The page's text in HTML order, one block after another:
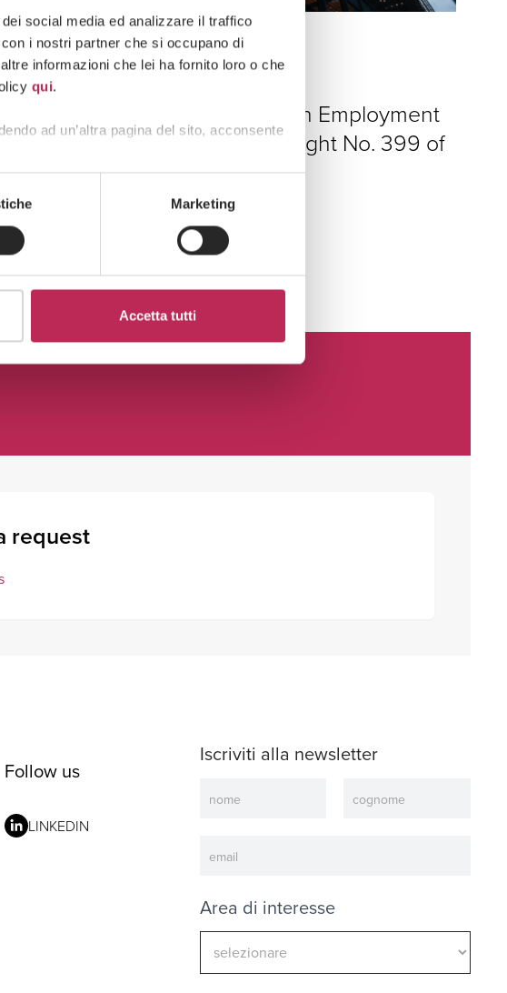
social media ed analizzare il traffico
i nostri partner che si occupano di
informazioni che lei ha fornito loro o che
qui.
ad un’altra pagina del sito, acconsente
Marketing
Accetta tutti
of
News
”Rights and Duties in Employment
Relationships” – Insight No. 399 of
july 20, 2026
request
Follow us
LINKEDIN
Iscriviti alla newsletter
Area di interesse